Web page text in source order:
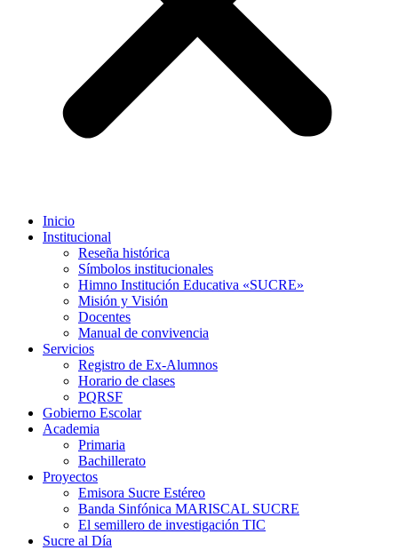
Inicio
Institucional
Reseña histórica
Símbolos institucionales
Himno Institución Educativa «SUCRE»
Misión y Visión
Docentes
Manual de convivencia
Servicios
Registro de Ex-Alumnos
Horario de clases
PQRSF
Gobierno Escolar
Academia
Primaria
Bachillerato
Proyectos
Emisora Sucre Estéreo
Banda Sinfónica MARISCAL SUCRE
El semillero de investigación TIC
Sucre al Día